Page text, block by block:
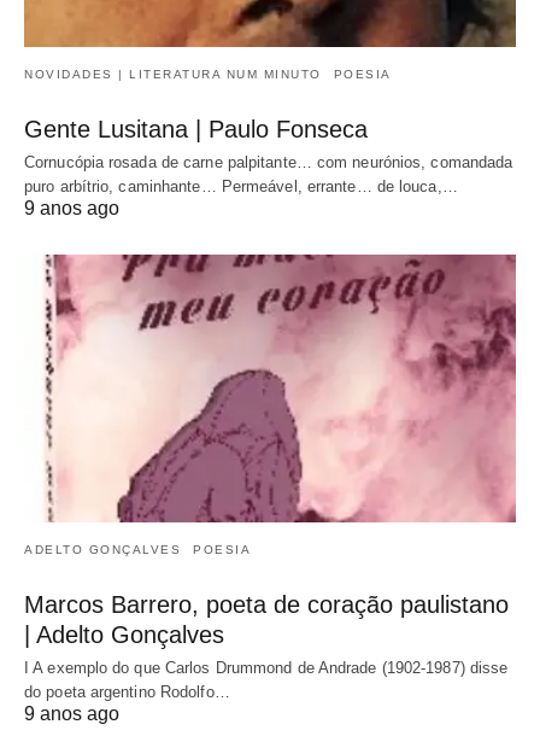
NOVIDADES | LITERATURA NUM MINUTO POESIA
Gente Lusitana | Paulo Fonseca
Cornucópia rosada de carne palpitante… com neurónios, comandada
puro arbítrio, caminhante… Permeável, errante… de louca,…
9 anos ago
ADELTO GONÇALVES POESIA
Marcos Barrero, poeta de coração paulistano
| Adelto Gonçalves
I A exemplo do que Carlos Drummond de Andrade (1902-1987) disse
do poeta argentino Rodolfo…
9 anos ago